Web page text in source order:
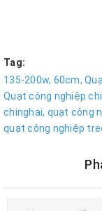
Tag:
135-200w, 60cm,
Quạt công nghiệp
chinghai, quạt công
quạt công nghiệp